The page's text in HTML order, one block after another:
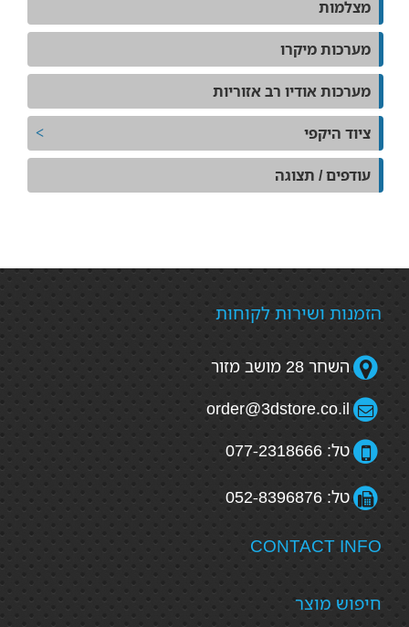
מצלמות
מערכות מיקרו
מערכות אודיו רב אזוריות
ציוד היקפי
עודפים / תצוגה
הזמנות ושירות לקוחות
השחר 28 מושב מזור
order@3dstore.co.il
טל: 077-2318666
טל: 052-8396876
CONTACT INFO
חיפוש מוצר